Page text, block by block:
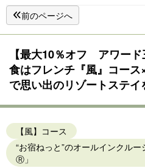
前のページへ
【最大10％オフ アワー
食はフレンチ『風』コー
で思い出のリゾートステイ
【風】コース
“お宿ねっと”のオールインクル
Ⓡ」